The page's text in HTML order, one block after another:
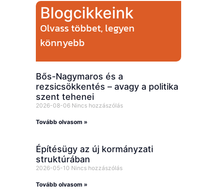
Blogcikkeink
Olvass többet, legyen
könnyebb
Bős-Nagymaros és a
rezsicsökkentés – avagy a politika
szent tehenei
2026-08-06 Nincs hozzászólás
Tovább olvasom »
Építésügy az új kormányzati
struktúrában
2026-05-10 Nincs hozzászólás
Tovább olvasom »